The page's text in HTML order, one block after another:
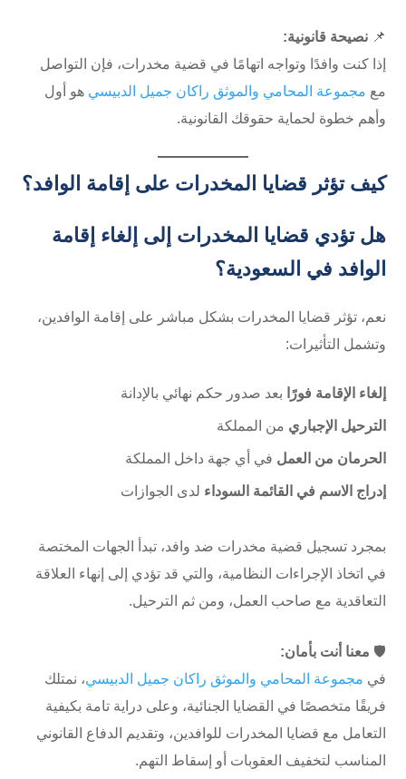
📌نصيحة قانونية:
إذا كنت وافدًا وتواجه اتهامًا في قضية مخدرات، فإن التواصل
مع مجموعة المحامي والموثق راكان جميل الدبيسي هو أول
وأهم خطوة لحماية حقوقك القانونية.
كيف تؤثر قضايا المخدرات على إقامة الوافد؟
هل تؤدي قضايا المخدرات إلى إلغاء إقامة
الوافد في السعودية؟
نعم، تؤثر قضايا المخدرات بشكل مباشر على إقامة الوافدين،
وتشمل التأثيرات:
إلغاء الإقامة فورًا بعد صدور حكم نهائي بالإدانة
الترحيل الإجباري من المملكة
الحرمان من العمل في أي جهة داخل المملكة
إدراج الاسم في القائمة السوداء لدى الجوازات
بمجرد تسجيل قضية مخدرات ضد وافد، تبدأ الجهات المختصة
في اتخاذ الإجراءات النظامية، والتي قد تؤدي إلى إنهاء العلاقة
التعاقدية مع صاحب العمل، ومن ثم الترحيل.
🛡️ معنا أنت بأمان:
في مجموعة المحامي والموثق راكان جميل الدبيسي، نمتلك
فريقًا متخصصًا في القضايا الجنائية، وعلى دراية تامة بكيفية
التعامل مع قضايا المخدرات للوافدين، وتقديم الدفاع القانوني
المناسب لتخفيف العقوبات أو إسقاط التهم.